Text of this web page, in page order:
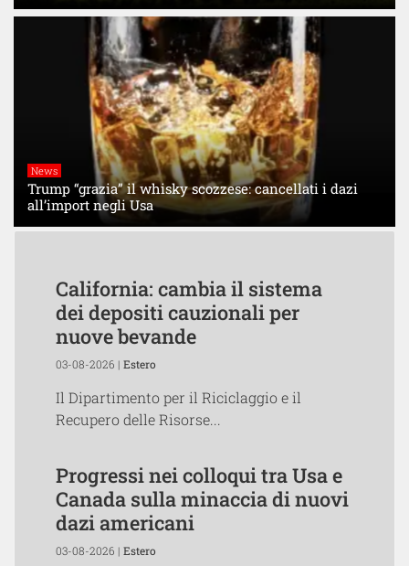
News
Trump “grazia” il whisky scozzese: cancellati i dazi
all’import negli Usa
California: cambia il sistema
dei depositi cauzionali per
nuove bevande
03-08-2026 | Estero
Il Dipartimento per il Riciclaggio e il
Recupero delle Risorse...
Progressi nei colloqui tra Usa e
Canada sulla minaccia di nuovi
dazi americani
03-08-2026 | Estero